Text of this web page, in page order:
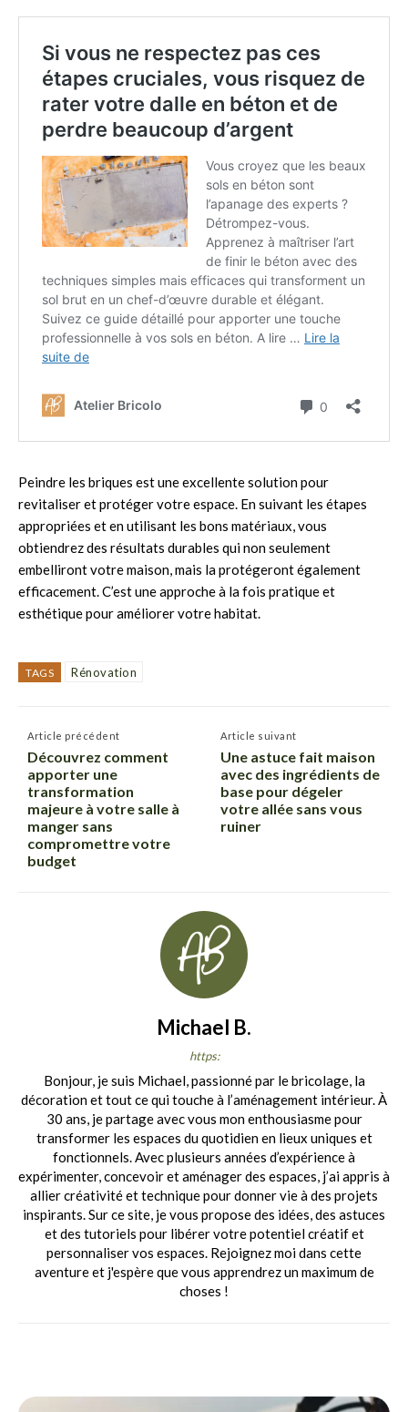
Peindre les briques est une excellente solution pour
revitaliser et protéger votre espace. En suivant les étapes
appropriées et en utilisant les bons matériaux, vous
obtiendrez des résultats durables qui non seulement
embelliront votre maison, mais la protégeront également
efficacement. C’est une approche à la fois pratique et
esthétique pour améliorer votre habitat.
TAGS Rénovation
Article précédent
Découvrez comment
apporter une
transformation
majeure à votre salle à
manger sans
compromettre votre
budget
Article suivant
Une astuce fait maison
avec des ingrédients de
base pour dégeler
votre allée sans vous
ruiner
Michael B.
https:
Bonjour, je suis Michael, passionné par le bricolage, la
décoration et tout ce qui touche à l’aménagement intérieur. À
30 ans, je partage avec vous mon enthousiasme pour
transformer les espaces du quotidien en lieux uniques et
fonctionnels. Avec plusieurs années d’expérience à
expérimenter, concevoir et aménager des espaces, j’ai appris à
allier créativité et technique pour donner vie à des projets
inspirants. Sur ce site, je vous propose des idées, des astuces
et des tutoriels pour libérer votre potentiel créatif et
personnaliser vos espaces. Rejoignez moi dans cette
aventure et j'espère que vous apprendrez un maximum de
choses !